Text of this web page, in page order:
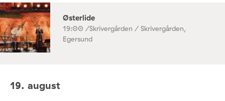
Østerlide
19:00 /Skrivergården / Skrivergården,
Egersund
19. august